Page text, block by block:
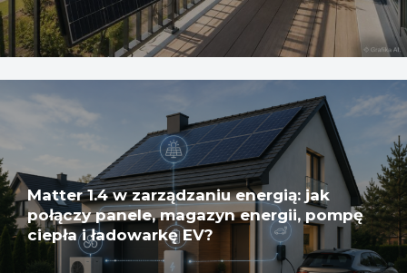
Matter 1.4 w zarządzaniu energią: jak
połączy panele, magazyn energii, pompę
ciepła i ładowarkę EV?